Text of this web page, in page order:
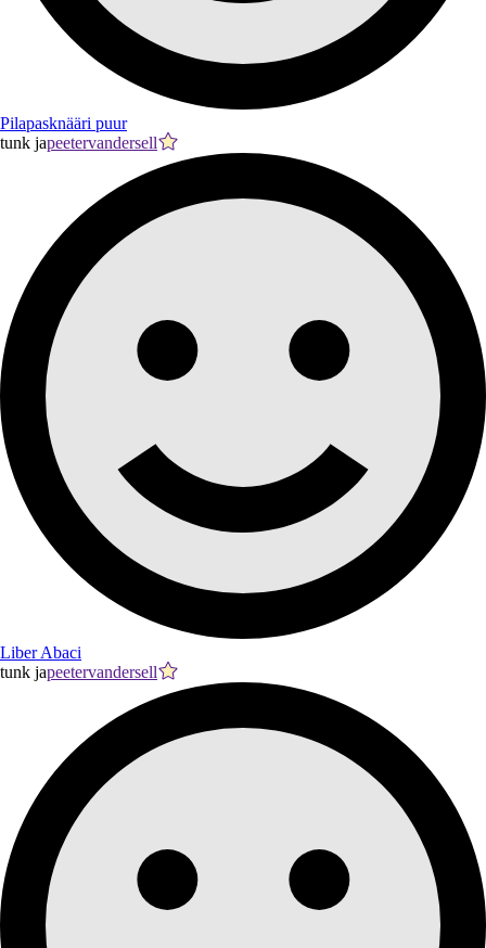
Pilapasknääri puur
tunk japeetervandersell
Liber Abaci
tunk japeetervandersell